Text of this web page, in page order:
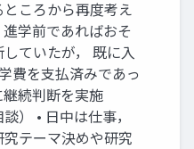
ころから再度考え
学前であればおそ
ていたが， 既に入
費を支払済みであっ
続判断を実施
） • 日中は仕事，
テーマ決めや研究